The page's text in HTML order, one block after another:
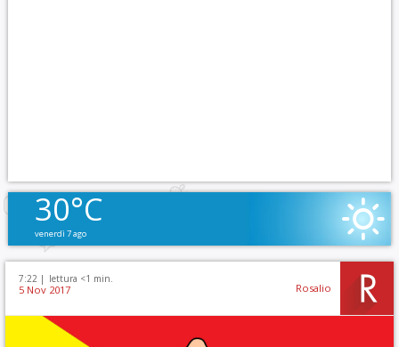
30°C
venerdì 7 ago
7:22 | lettura <1 min.
5 Nov 2017 Rosalio